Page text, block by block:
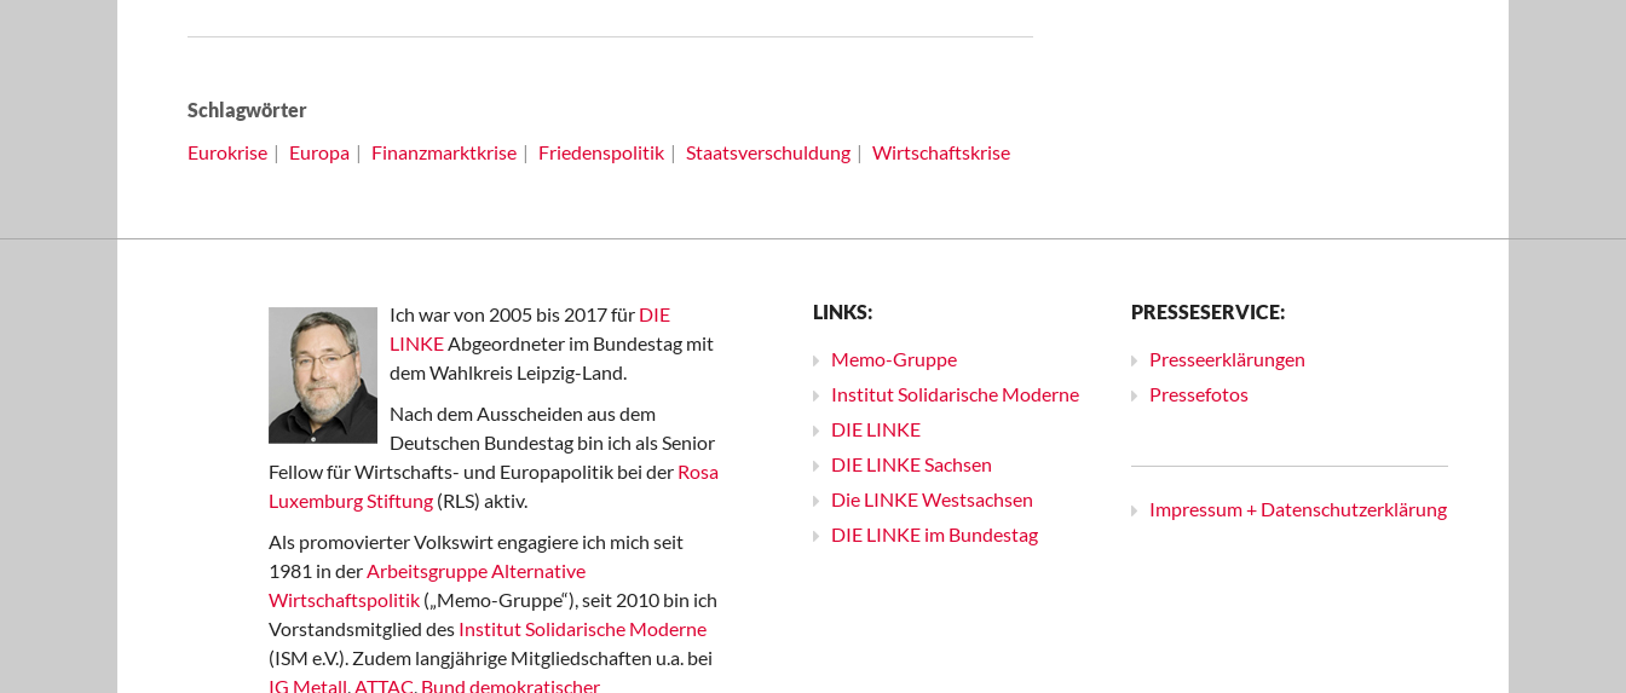
Schlagwörter
Eurokrise
Europa Finanzmarktkrise Friedenspolitik Staatsverschuldung Wirtschaftskrise
Ich war von 2005 bis 2017 für DIE
LINKEAbgeordneter im Bundestag mit
dem Wahlkreis Leipzig-Land.
Nach dem Ausscheiden aus dem
Deutschen Bundestag bin ich als Senior
Fellow für Wirtschafts- und Europapolitik bei der Rosa
Luxemburg Stiftung (RLS) aktiv.
Als promovierter Volkswirt engagiere ich mich seit
1981 in derArbeitsgruppe Alternative
Wirtschaftspolitik („Memo-Gruppe“), seit 2010 bin ich
Vorstandsmitglied des Institut Solidarische Moderne
(ISM e.V.). Zudem langjährige Mitgliedschaften u.a. bei
IG Metall,ATTAC, Bund demokratischer
LINKS:
Memo-Gruppe
Institut Solidarische Moderne
DIE LINKE
DIE LINKE Sachsen
Die LINKE Westsachsen
DIE LINKE im Bundestag
PRESSESERVICE:
Presseerklärungen
Pressefotos
Impressum + Datenschutzerklärung